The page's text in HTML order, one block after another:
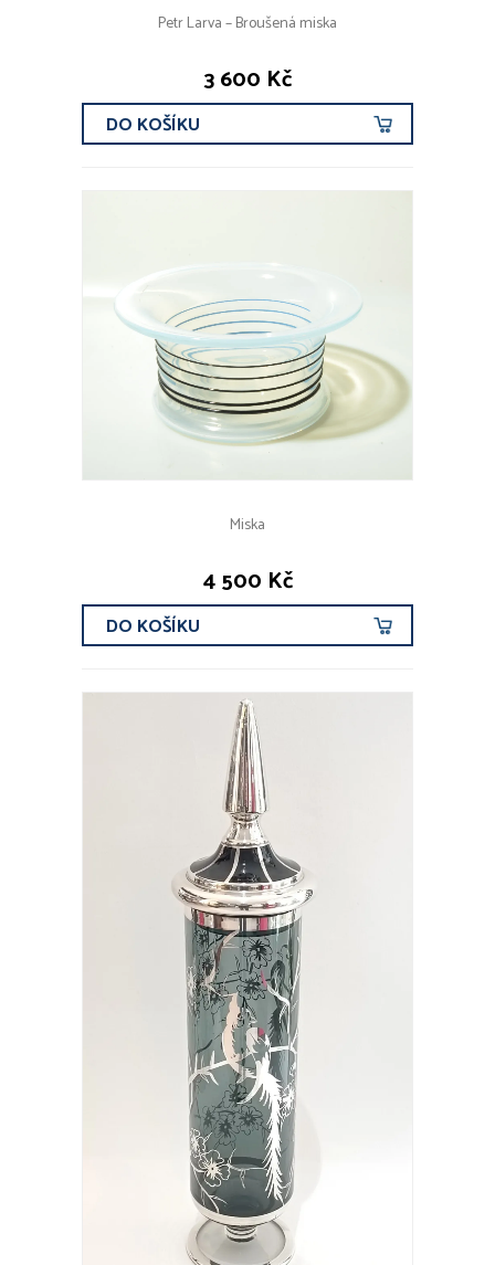
Petr Larva – Broušená miska
3 600 Kč
DO KOŠÍKU
Miska
4 500 Kč
DO KOŠÍKU